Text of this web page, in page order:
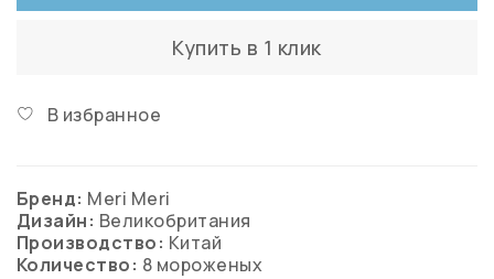
Купить в 1 клик
В избранное
Бренд: Meri Meri
Дизайн: Великобритания
Производство: Китай
Количество: 8 мороженых